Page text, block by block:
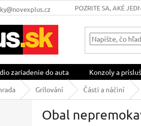
POZRITE SA, AKÉ
zariadenie do auta Konzoly a
Grilování Části a náčiní
Obal